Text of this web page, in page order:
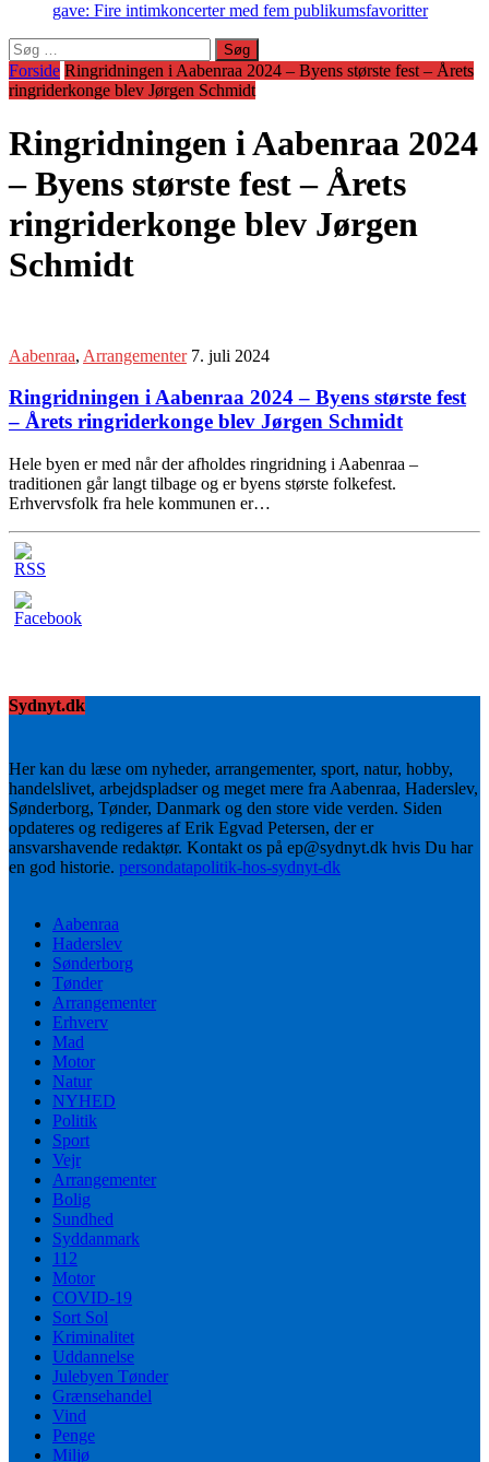
gave: Fire intimkoncerter med fem publikumsfavoritter
Søg
efter:
Forside Ringridningen i Aabenraa 2024 – Byens største fest – Årets
ringriderkonge blev Jørgen Schmidt
Ringridningen i Aabenraa 2024
– Byens største fest – Årets
ringriderkonge blev Jørgen
Schmidt
Aabenraa, Arrangementer 7. juli 2024
Ringridningen i Aabenraa 2024 – Byens største fest
– Årets ringriderkonge blev Jørgen Schmidt
Hele byen er med når der afholdes ringridning i Aabenraa –
traditionen går langt tilbage og er byens største folkefest.
Erhvervsfolk fra hele kommunen er…
Sydnyt.dk
Her kan du læse om nyheder, arrangementer, sport, natur, hobby,
handelslivet, arbejdspladser og meget mere fra Aabenraa, Haderslev,
Sønderborg, Tønder, Danmark og den store vide verden. Siden
opdateres og redigeres af Erik Egvad Petersen, der er
ansvarshavende redaktør. Kontakt os på ep@sydnyt.dk hvis Du har
en god historie. persondatapolitik-hos-sydnyt-dk
Aabenraa
Haderslev
Sønderborg
Tønder
Arrangementer
Erhverv
Mad
Motor
Natur
NYHED
Politik
Sport
Vejr
Arrangementer
Bolig
Sundhed
Syddanmark
112
Motor
COVID-19
Sort Sol
Kriminalitet
Uddannelse
Julebyen Tønder
Grænsehandel
Vind
Penge
Miljø